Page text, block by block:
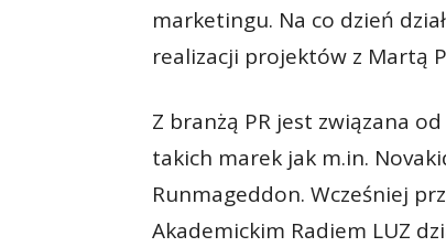
marketingu. Na co dzień
realizacji projektów z Martą
Z branżą PR jest związana
takich marek jak m.in.
Runmageddon. Wcześniej
Akademickim Radiem LUZ